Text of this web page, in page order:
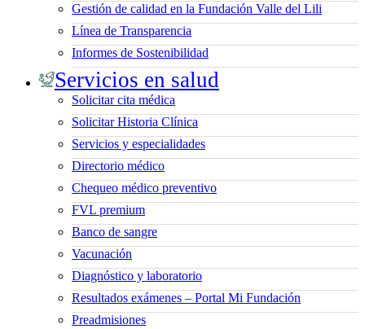
Gestión de calidad en la Fundación Valle del Lili
Línea de Transparencia
Informes de Sostenibilidad
Servicios en salud
Solicitar cita médica
Solicitar Historia Clínica
Servicios y especialidades
Directorio médico
Chequeo médico preventivo
FVL premium
Banco de sangre
Vacunación
Diagnóstico y laboratorio
Resultados exámenes – Portal Mi Fundación
Preadmisiones